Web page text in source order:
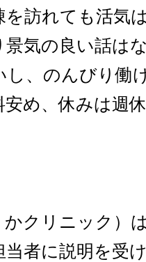
を訪れても活気
気の良い話は
し、のんびり働
め、休みは週
クリニック）
者に説明を受